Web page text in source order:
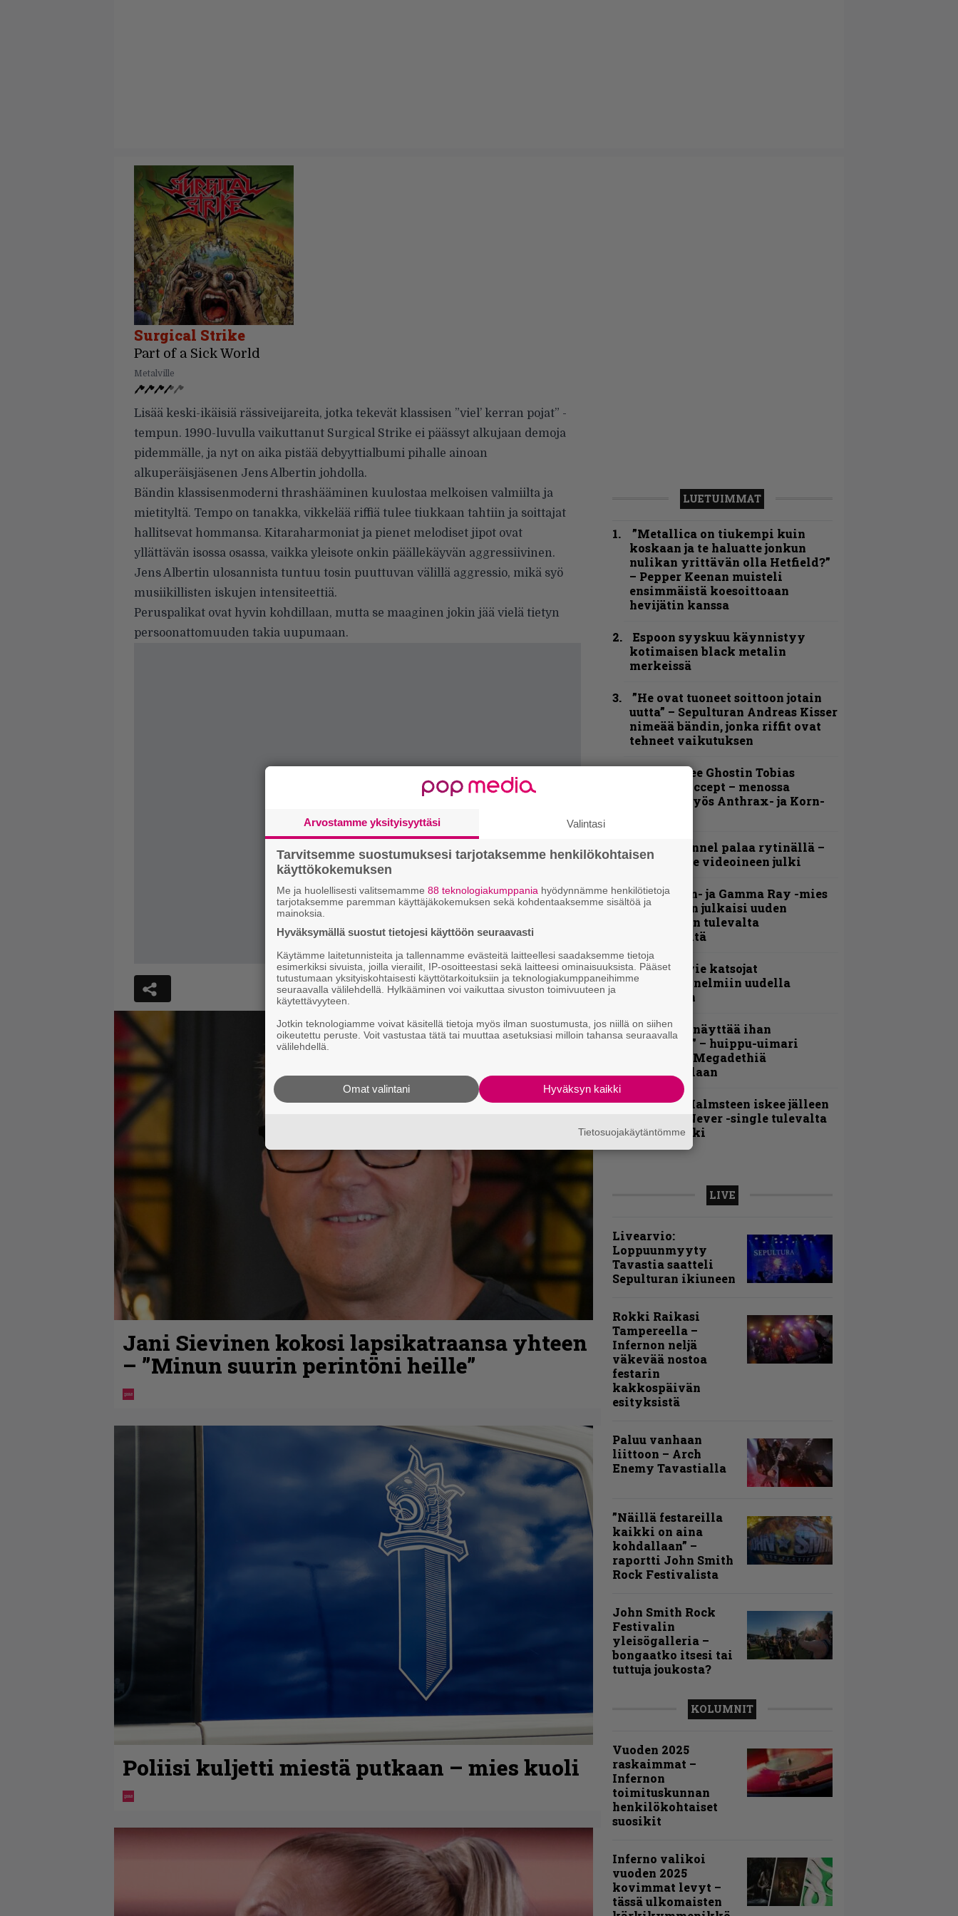
Surgical Strike
Part of a Sick World
Metalville
Lisää keski-ikäisiä rässiveijareita, jotka tekevät klassisen ”viel’ kerran pojat” -
tempun. 1990-luvulla vaikuttanut Surgical Strike ei päässyt alkujaan demoja
pidemmälle, ja nyt on aika pistää debyyttialbumi pihalle ainoan
alkuperäisjäsenen Jens Albertin johdolla.
Bändin klassisenmoderni thrashääminen kuulostaa melkoisen valmiilta ja
mietityltä. Tempo on tanakka, vikkelää riffiä tulee tiukkaan tahtiin ja soittajat
hallitsevat hommansa. Kitaraharmoniat ja pienet melodiset jipot ovat
yllättävän isossa osassa, vaikka yleisote onkin päällekäyvän aggressiivinen.
Jens Albertin ulosannista tuntuu tosin puuttuvan välillä aggressio, mikä syö
musiikillisten iskujen intensiteettiä.
Peruspalikat ovat hyvin kohdillaan, mutta se maaginen jokin jää vielä tietyn
persoonattomuuden takia uupumaan.
Jani Sievinen kokosi lapsikatraansa yhteen
– ”Minun suurin perintöni heille”
Poliisi kuljetti miestä putkaan – mies kuoli
LUETUIMMAT
”Metallica on tiukempi kuin
koskaan ja te haluatte jonkun
nulikan yrittävän olla Hetfield?”
– Pepper Keenan muisteli
ensimmäistä koesoittoaan
hevijätin kanssa
Espoon syyskuu käynnistyy
kotimaisen black metalin
merkeissä
”He ovat tuoneet soittoon jotain
uutta” – Sepulturan Andreas Kisser
nimeää bändin, jonka riffit ovat
tehneet vaikutuksen
Näin lähtee Ghostin Tobias
Forgelta Accept – menossa
mukana myös Anthrax- ja Korn-
Blind Channel palaa rytinällä –
tuplasingle videoineen julki
Helloween- ja Gamma Ray -mies
Kai Hansen julkaisi uuden
maistiaisen tulevalta
soololevyltä
Anthrax vie katsojat
keikkatunnelmiin uudella
videollaan
”Mitalini näyttää ihan
plektralta” – huippu-uimari
jamittelee Megadethiä
palkinnollaan
Yngwie Malmsteen iskee jälleen
– Now or Never -single tulevalta
levyltä julki
LIVE
Livearvio:
Loppuunmyyty
Tavastia saatteli
Sepulturan ikiuneen
Rokki Raikasi
Tampereella –
Infernon neljä
väkevää nostoa
festarin
kakkospäivän
esityksistä
Paluu vanhaan
liittoon – Arch
Enemy Tavastialla
”Näillä festareilla
kaikki on aina
kohdallaan” –
raportti John Smith
Rock Festivalista
John Smith Rock
Festivalin
yleisögalleria –
bongaatko itsesi tai
tuttuja joukosta?
KOLUMNIT
Vuoden 2025
raskaimmat –
Infernon
toimituskunnan
henkilökohtaiset
suosikit
Inferno valikoi
vuoden 2025
kovimmat levyt –
tässä ulkomaisten
Arvostamme yksityisyyttäsi Valintasi
Tarvitsemme suostumuksesi tarjotaksemme henkilökohtaisen
käyttökokemuksen
Me ja huolellisesti valitsemamme 88 teknologiakumppania hyödynnämme henkilötietoja
tarjotaksemme paremman käyttäjäkokemuksen sekä kohdentaaksemme sisältöä ja
mainoksia.
Hyväksymällä suostut tietojesi käyttöön seuraavasti
Käytämme laitetunnisteita ja tallennamme evästeitä laitteellesi saadaksemme tietoja
esimerkiksi sivuista, joilla vierailit, IP-osoitteestasi sekä laitteesi ominaisuuksista. Pääset
tutustumaan yksityiskohtaisesti käyttötarkoituksiin ja teknologiakumppaneihimme
seuraavalla välilehdellä. Hylkääminen voi vaikuttaa sivuston toimivuuteen ja
käytettävyyteen.
Jotkin teknologiamme voivat käsitellä tietoja myös ilman suostumusta, jos niillä on siihen
oikeutettu peruste. Voit vastustaa tätä tai muuttaa asetuksiasi milloin tahansa seuraavalla
välilehdellä.
Hyväksyn kaikki
Omat valintani
Tietosuojakäytäntömme